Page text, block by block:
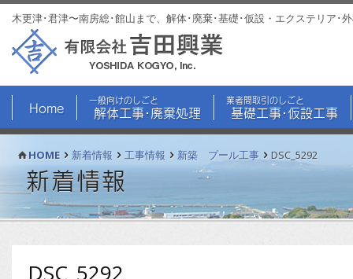
木更津･君津〜南房総･館山まで、解体･廃棄･基礎･仮設・エクステリア･
Home
一般向けのしごと
解体工事･廃棄処理
業者間取引のしごと
基礎工事･仮設工事
HOME 新着情報 工事情報 新築 プール工事 DSC_5292
新着情報
DSC_5292